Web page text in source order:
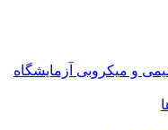
و میکروبی آزمایشگاه